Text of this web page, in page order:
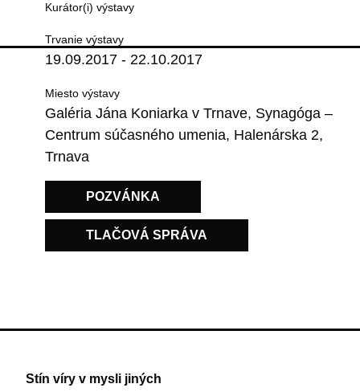
Kurátor(i) výstavy
Trvanie výstavy
19.09.2017 - 22.10.2017
Miesto výstavy
Galéria Jána Koniarka v Trnave, Synagóga –
Centrum súčasného umenia, Halenárska 2,
Trnava
POZVÁNKA
TLAČOVÁ SPRÁVA
Stín víry v mysli jiných